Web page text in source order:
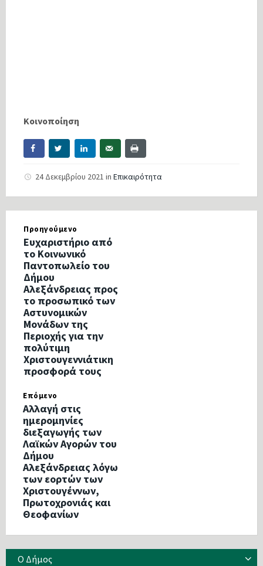
Κοινοποίηση
24 Δεκεμβρίου 2021 in Επικαιρότητα
Προηγούμενο
Ευχαριστήριο από
το Κοινωνικό
Παντοπωλείο του
Δήμου
Αλεξάνδρειας προς
το προσωπικό των
Αστυνομικών
Μονάδων της
Περιοχής για την
πολύτιμη
Χριστουγεννιάτικη
προσφορά τους
Επόμενο
Αλλαγή στις
ημερομηνίες
διεξαγωγής των
Λαϊκών Αγορών του
Δήμου
Αλεξάνδρειας λόγω
των εορτών των
Χριστουγέννων,
Πρωτοχρονιάς και
Θεοφανίων
Ο Δήμος